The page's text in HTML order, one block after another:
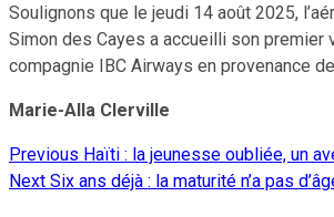
Soulignons que le jeudi 14 août 2025,
Simon des Cayes a accueilli son premier
compagnie IBC Airways en provenance
Marie-Alla Clerville
Continue
Previous Haïti : la jeunesse oubliée, un
Next Six ans déjà : la maturité n’a pas